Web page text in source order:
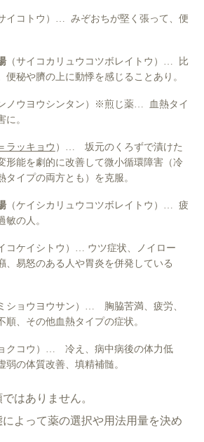
イコトウ）… みぞおちが堅く張って、便
（サイコカリュウコツボレイトウ）… 比
便秘や臍の上に動悸を感じることあり。
ノウヨウシンタン）※煎じ薬… 血熱タイ
に。
ラッキョウ ）… 坂元のくろずで漬けた
形能を劇的に改善して微小循環障害（冷
タイプの両方とも）を克服。
（ケイシカリュウコツボレイトウ）… 疲
敏の人。
コケイシトウ）… ウツ症状、ノイロー
、易怒のある人や胃炎を併発している
ショウヨウサン）… 胸脇苦満、疲労、
順、その他血熱タイプの症状。
クコウ）… 冷え、病中病後の体力低
弱の体質改善、填精補髄。
はありません。
よって薬の選択や用法用量を決め